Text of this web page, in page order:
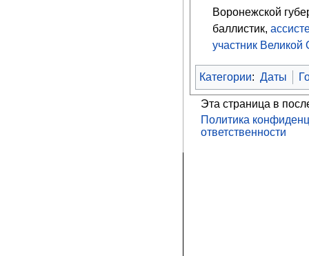
Воронежской
баллистик,
участник
Категории: Даты
Эта страница в
Политика
ответственности